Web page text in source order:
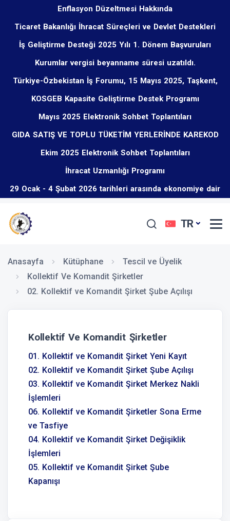
Enflasyon Düzeltmesi Hakkında
Ticaret Bakanlığı İhracat Süreçleri ve Devlet Destekleri
Eğitim Programı Hakkında
İş Geliştirme Desteği 2025 Yılı 1. Dönem Başvuruları
Başladı
Kurumlar vergisi beyanname süresi uzatıldı.
Türkiye-Özbekistan İş Forumu, 15 Mayıs 2025, Taşkent,
Özbekistan
KOSGEB Kapasite Geliştirme Destek Programı
Mayıs 2025 Elektronik Sohbet Toplantıları
GIDA SATIŞ VE TOPLU TÜKETİM YERLERİNDE KAREKOD
UYGULAMASI ZORUNLU OLMUŞTUR.
Ekim 2025 Elektronik Sohbet Toplantıları
İhracat Uzmanlığı Programı
29 Ocak - 4 Şubat 2026 tarihleri arasında ekonomiye dair
TR
Anasayfa Kütüphane
Tescil ve Üyelik
Kollektif Ve Komandit Şirketler
02. Kollektif ve Komandit Şirket Şube Açılışı
Kollektif Ve Komandit Şirketler
01. Kollektif ve Komandit Şirket Yeni Kayıt
02. Kollektif ve Komandit Şirket Şube Açılışı
03. Kollektif ve Komandit Şirket Merkez Nakli
İşlemleri
06. Kollektif ve Komandit Şirketler Sona Erme
ve Tasfiye
04. Kollektif ve Komandit Şirket Değişiklik
İşlemleri
05. Kollektif ve Komandit Şirket Şube
Kapanışı